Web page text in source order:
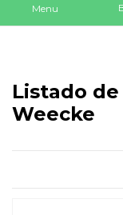
Menu
Listado
Weecke